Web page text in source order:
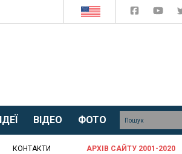
ВІДЕО ФОТО
КОНТАКТИ АРХІВ САЙТУ 2001-2020